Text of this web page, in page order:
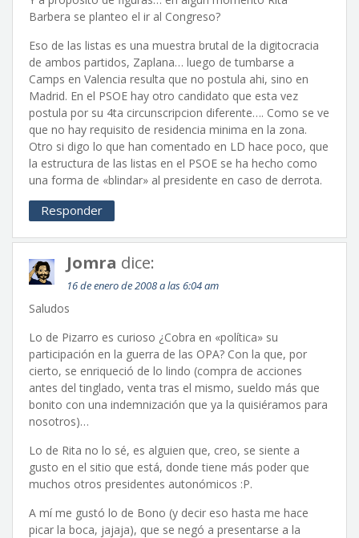
Barbera se planteo el ir al Congreso?
Eso de las listas es una muestra brutal de la digitocracia
de ambos partidos, Zaplana… luego de tumbarse a
Camps en Valencia resulta que no postula ahi, sino en
Madrid. En el PSOE hay otro candidato que esta vez
postula por su 4ta circunscripcion diferente…. Como se ve
que no hay requisito de residencia minima en la zona.
Otro si digo lo que han comentado en LD hace poco, que
la estructura de las listas en el PSOE se ha hecho como
una forma de «blindar» al presidente en caso de derrota.
Responder
Jomra dice:
16 de enero de 2008 a las 6:04 am
Saludos
Lo de Pizarro es curioso ¿Cobra en «política» su
participación en la guerra de las OPA? Con la que, por
cierto, se enriqueció de lo lindo (compra de acciones
antes del tinglado, venta tras el mismo, sueldo más que
bonito con una indemnización que ya la quisiéramos para
nosotros)…
Lo de Rita no lo sé, es alguien que, creo, se siente a
gusto en el sitio que está, donde tiene más poder que
muchos otros presidentes autonómicos :P.
A mí me gustó lo de Bono (y decir eso hasta me hace
picar la boca, jajaja), que se negó a presentarse a la